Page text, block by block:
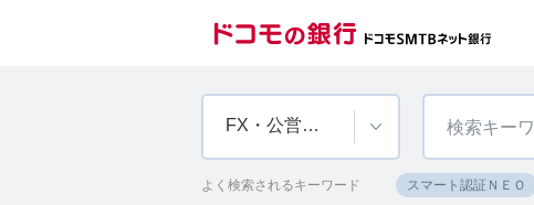
FX・公営競技・スポーツくじ・純金積立
よく検索されるキーワード スマート認証ＮＥＯ